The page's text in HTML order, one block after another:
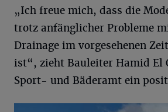
„Ich freue mich, dass die
trotz anfänglicher Probleme
Drainage im vorgesehenen
ist“, zieht Bauleiter Hamid El
Sport- und Bäderamt ein